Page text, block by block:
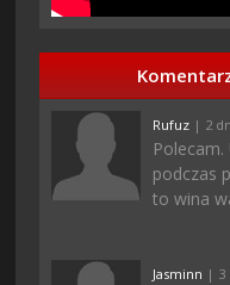
Rufuz | 2
podczas
to wina
Jasminn | 3